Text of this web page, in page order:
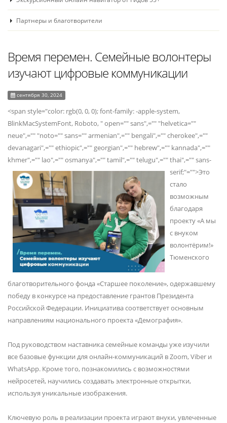
Партнеры и благотворители
Время перемен. Семейные волонтеры
изучают цифровые коммуникации
сентября 30, 2024
<span style="color: rgb(0, 0, 0); font-family: -apple-system,
BlinkMacSystemFont, Roboto, " open="" sans",="" "helvetica=""
neue",="" "noto="" sans="" armenian",="" bengali",="" cherokee",=""
devanagari",="" ethiopic",="" georgian",="" hebrew",="" kannada",=""
khmer",="" lao",="" osmanya",="" tamil",="" telugu",="" thai",="" sans-
serif;"="">Это
стало
возможным
благодаря
проекту «А мы
с внуком
волонтёрим!»
Тюменского
благотворительного фонда «Старшее поколение», одержавшему
победу в конкурсе на предоставление грантов Президента
Российской Федерации. Инициатива соответствует основным
направлениям национального проекта «Демография».
Под руководством наставника семейные команды уже изучили
все базовые функции для онлайн-коммуникаций в Zoom, Viber и
WhatsApp. Кроме того, познакомились с возможностями
нейросетей, научились создавать электронные открытки,
используя уникальные изображения.
Ключевую роль в реализации проекта играют внуки, увлеченные